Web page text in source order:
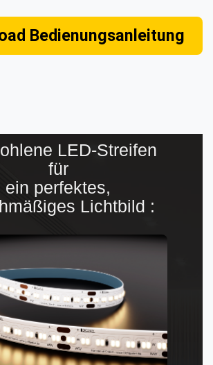
Bedienungsanleitung
LED-Streifen
für
ein perfektes,
Lichtbild :